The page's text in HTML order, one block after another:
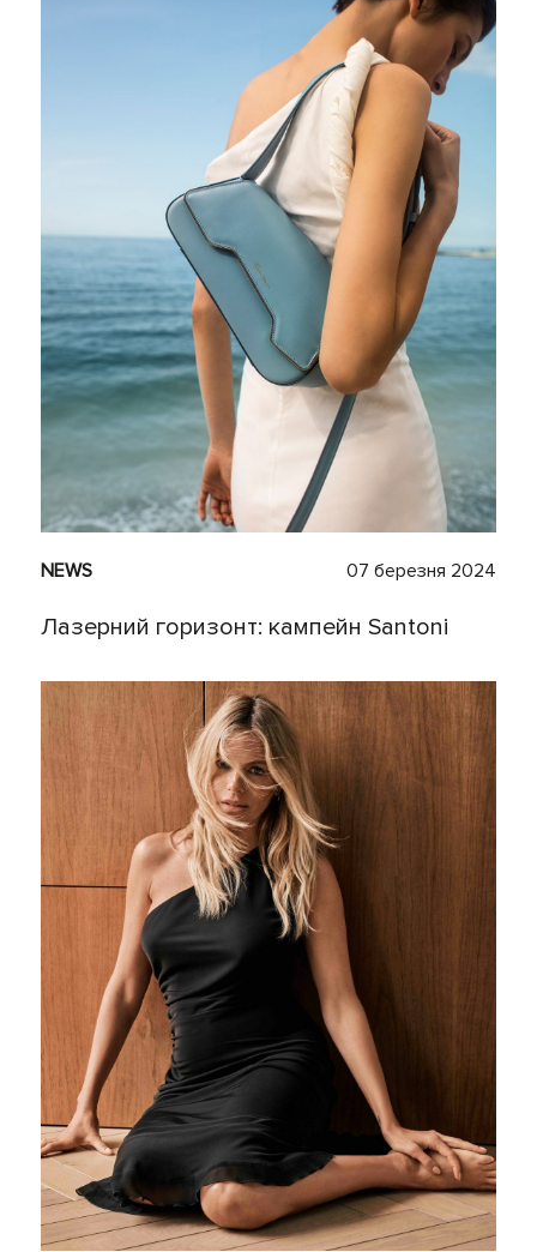
NEWS 07 березня 2024
Лазерний горизонт: кампейн Santoni